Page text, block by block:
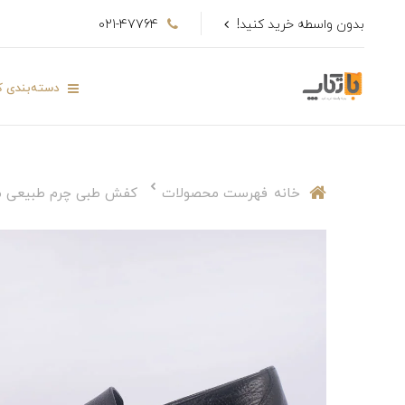
بدون واسطه خرید کنید! 021-47764
دسته‌بندی
خانه فهرست محصولات کفش طبی چرم طبیعی